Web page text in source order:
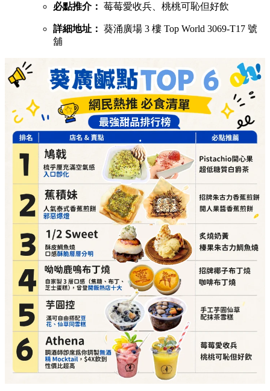
必點推介： 莓莓愛收兵、桃桃可恥但好飲
詳細地址： 葵涌廣場 3 樓 Top World 3069-T17 號
舖